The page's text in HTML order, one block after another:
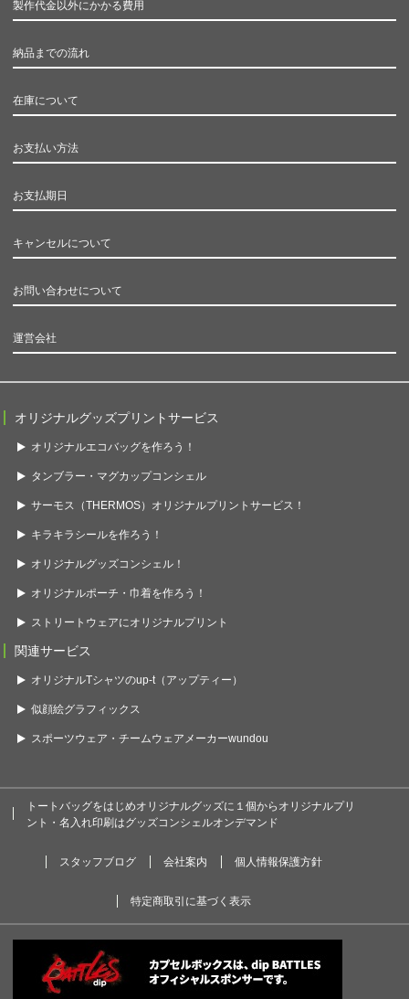
製作代金以外にかかる費用
納品までの流れ
在庫について
お支払い方法
お支払期日
キャンセルについて
お問い合わせについて
運営会社
オリジナルグッズプリントサービス
オリジナルエコバッグを作ろう！
タンブラー・マグカップコンシェル
サーモス（THERMOS）オリジナルプリントサービス！
キラキラシールを作ろう！
オリジナルグッズコンシェル！
オリジナルポーチ・巾着を作ろう！
ストリートウェアにオリジナルプリント
関連サービス
オリジナルTシャツのup-t（アップティー）
似顔絵グラフィックス
スポーツウェア・チームウェアメーカーwundou
トートバッグをはじめオリジナルグッズに１個からオリジナルプリ
ント・名入れ印刷はグッズコンシェルオンデマンド
スタッフブログ 会社案内 個人情報保護方針
特定商取引に基づく表示